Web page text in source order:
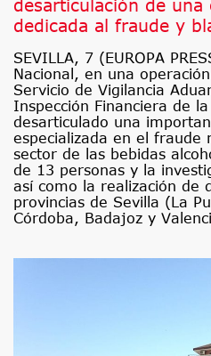
desarticulación de una
dedicada al fraude y
SEVILLA, 7 (EUROPA
Nacional, en una
Servicio de Vigilancia
Inspección Financiera de
desarticulado una
especializada en el fraude
sector de las bebidas
de 13 personas y la
así como la realización de
provincias de Sevilla (La
Córdoba, Badajoz y